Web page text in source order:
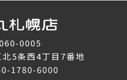
0005
5条西4丁目7番地
1780-6000